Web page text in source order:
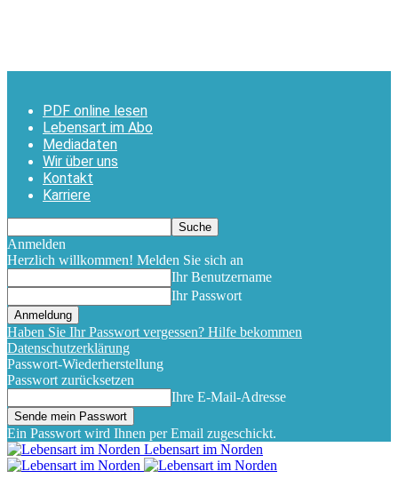
PDF online lesen
Lebensart im Abo
Mediadaten
Wir über uns
Kontakt
Karriere
Anmelden
Herzlich willkommen! Melden Sie sich an
Ihr Benutzername
Ihr Passwort
Haben Sie Ihr Passwort vergessen? Hilfe bekommen
Datenschutzerklärung
Passwort-Wiederherstellung
Passwort zurücksetzen
Ihre E-Mail-Adresse
Ein Passwort wird Ihnen per Email zugeschickt.
Lebensart im Norden